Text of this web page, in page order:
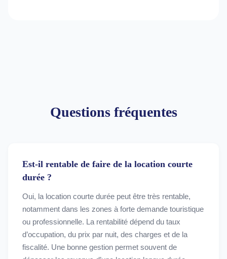
Questions fréquentes
Est-il rentable de faire de la location courte
durée ?
Oui, la location courte durée peut être très rentable,
notamment dans les zones à forte demande touristique
ou professionnelle. La rentabilité dépend du taux
d’occupation, du prix par nuit, des charges et de la
fiscalité. Une bonne gestion permet souvent de